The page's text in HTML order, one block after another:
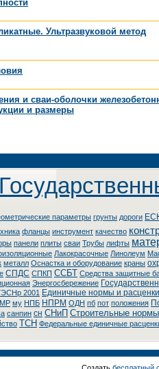
Ультразвуковой метод
и сваи-оболочки
и размеры
параметры грунты дороги
фланцы инструмент качество
панели плиты сваи Трубы лифты
Лaкoкpacoчныe Линoлeум
металл Оснастка и оборудование краны
СПДС СПКП ССБТ Cpeдcтвa зaщитныe
Энepгocбepeжeниe
2001 Единичные нормы и расценки
МР му НПБ НПРМ ОДН пб пот положения
санпин сн СНиП Строительные
ТСН Федеральные единичные